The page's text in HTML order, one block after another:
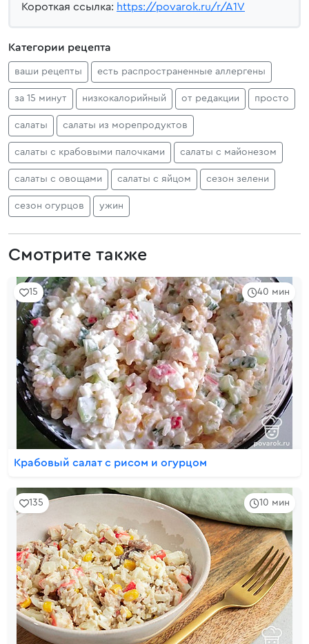
Короткая ссылка: https://povarok.ru/r/A1V
Категории рецепта
ваши рецепты есть распространенные аллергены
за 15 минут низкокалорийный от редакции просто
салаты салаты из морепродуктов
салаты с крабовыми палочками салаты с майонезом
салаты с овощами салаты с яйцом сезон зелени
сезон огурцов ужин
Смотрите также
40 мин
15
Крабовый салат с рисом и огурцом
10 мин
135